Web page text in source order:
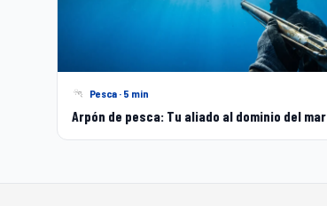
Pesca · 5 min
Arpón de pesca: Tu aliado al dominio del mar